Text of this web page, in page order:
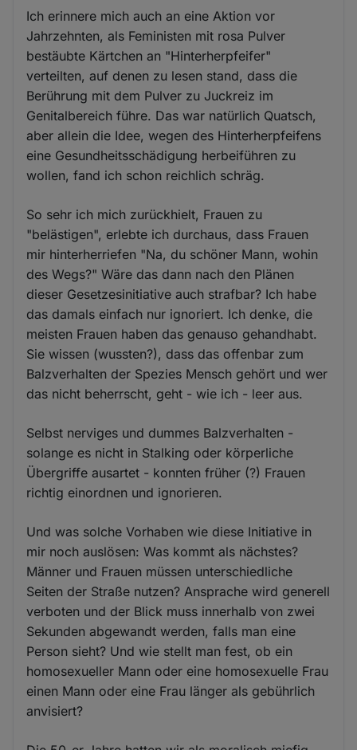
Ich erinnere mich auch an eine Aktion vor
Jahrzehnten, als Feministen mit rosa Pulver
bestäubte Kärtchen an "Hinterherpfeifer"
verteilten, auf denen zu lesen stand, dass die
Berührung mit dem Pulver zu Juckreiz im
Genitalbereich führe. Das war natürlich Quatsch,
aber allein die Idee, wegen des Hinterherpfeifens
eine Gesundheitsschädigung herbeiführen zu
wollen, fand ich schon reichlich schräg.
So sehr ich mich zurückhielt, Frauen zu
"belästigen", erlebte ich durchaus, dass Frauen
mir hinterherriefen "Na, du schöner Mann, wohin
des Wegs?" Wäre das dann nach den Plänen
dieser Gesetzesinitiative auch strafbar? Ich habe
das damals einfach nur ignoriert. Ich denke, die
meisten Frauen haben das genauso gehandhabt.
Sie wissen (wussten?), dass das offenbar zum
Balzverhalten der Spezies Mensch gehört und wer
das nicht beherrscht, geht - wie ich - leer aus.
Selbst nerviges und dummes Balzverhalten -
solange es nicht in Stalking oder körperliche
Übergriffe ausartet - konnten früher (?) Frauen
richtig einordnen und ignorieren.
Und was solche Vorhaben wie diese Initiative in
mir noch auslösen: Was kommt als nächstes?
Männer und Frauen müssen unterschiedliche
Seiten der Straße nutzen? Ansprache wird generell
verboten und der Blick muss innerhalb von zwei
Sekunden abgewandt werden, falls man eine
Person sieht? Und wie stellt man fest, ob ein
homosexueller Mann oder eine homosexuelle Frau
einen Mann oder eine Frau länger als gebührlich
anvisiert?